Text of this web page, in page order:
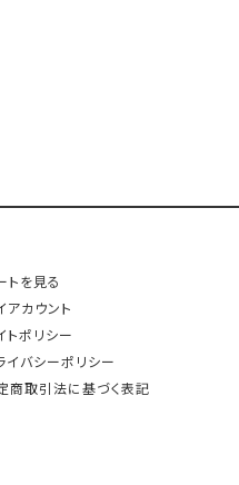
トを見る
アカウント
トポリシー
イバシーポリシー
商取引法に基づく表記